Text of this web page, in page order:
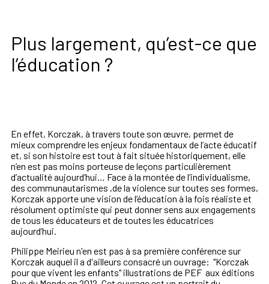
Plus largement, qu’est-ce que
l’éducation ?
En effet, Korczak, à travers toute son œuvre, permet de
mieux comprendre les enjeux fondamentaux de l’acte éducatif
et, si son histoire est tout à fait située historiquement, elle
n’en est pas moins porteuse de leçons particulièrement
d’actualitéaujourd’hui … Face à la montée de l’individualisme,
des communautarismes ,de la violence sur toutes ses formes,
Korczak apporte une vision de l’éducation à la fois réaliste et
résolument optimiste qui peut donner sens aux engagements
de tous les éducateurs et de toutes les éducatrices
aujourd’hui
Philippe Meirieu n'en est pas à sa première conférence sur
Korczak auquel il a d'ailleurs consacré un ouvrage: "Korczak
pour que vivent les enfants" illustrations de PEF aux éditions